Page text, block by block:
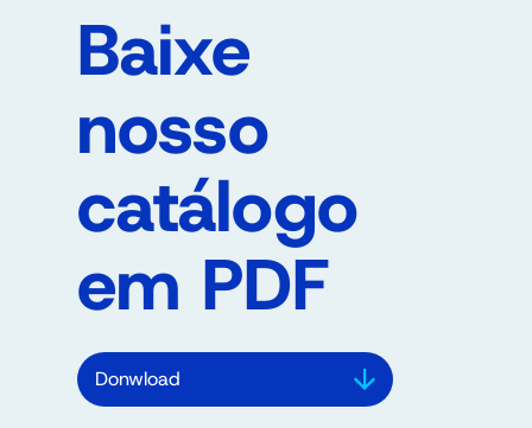
Baixe
nosso
catálogo
em PDF
Donwload